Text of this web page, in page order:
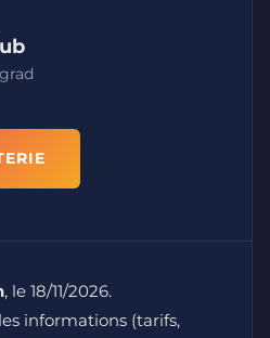
, le 18/11/2026.
informations (tarifs,